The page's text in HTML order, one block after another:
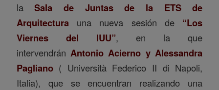
laSala de Juntas de la ETS de
Arquitectura una nueva sesión de “Los
Viernes del IUU”, en la que
intervendrán Antonio Acierno y Alessandra
Pagliano( Università Federico II di Napoli,
Italia), que se encuentran realizando una